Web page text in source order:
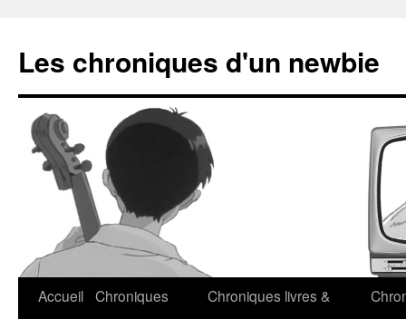
Les chroniques d'un newbie
Accueil Chroniques
Chroniques livres &